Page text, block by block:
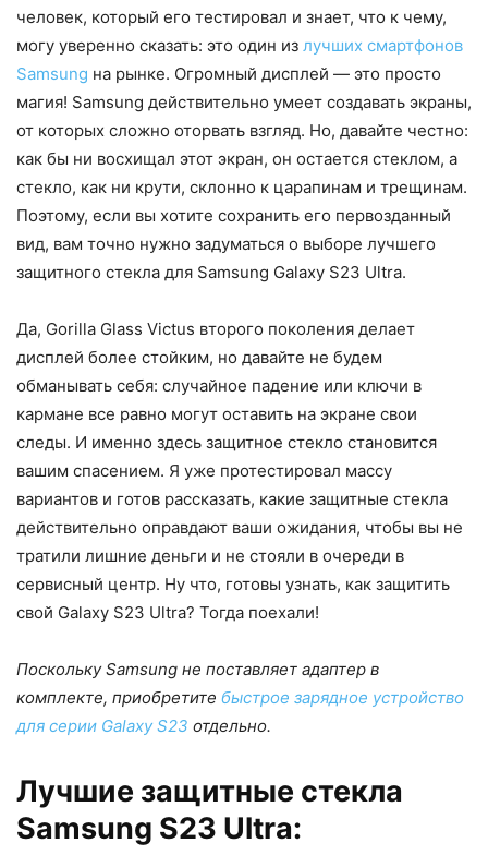
человек, который его тестировал и знает, что к чему,
могу уверенно сказать: это один из лучших смартфонов
Samsung на рынке. Огромный дисплей — это просто
магия! Samsung действительно умеет создавать экраны,
от которых сложно оторвать взгляд. Но, давайте честно:
как бы ни восхищал этот экран, он остается стеклом, а
стекло, как ни крути, склонно к царапинам и трещинам.
Поэтому, если вы хотите сохранить его первозданный
вид, вам точно нужно задуматься о выборе лучшего
защитного стекла для Samsung Galaxy S23 Ultra.
Да, Gorilla Glass Victus второго поколения делает
дисплей более стойким, но давайте не будем
обманывать себя: случайное падение или ключи в
кармане все равно могут оставить на экране свои
следы. И именно здесь защитное стекло становится
вашим спасением. Я уже протестировал массу
вариантов и готов рассказать, какие защитные стекла
действительно оправдают ваши ожидания, чтобы вы не
тратили лишние деньги и не стояли в очереди в
сервисный центр. Ну что, готовы узнать, как защитить
свой Galaxy S23 Ultra? Тогда поехали!
Поскольку Samsung не поставляет адаптер в
комплекте, приобретите быстрое зарядное устройство
для серии Galaxy S23 отдельно.
Лучшие защитные стекла
Samsung S23 Ultra: